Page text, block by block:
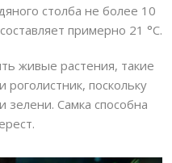
столба не более 10
примерно 21 °C.
живые растения, такие
роголистник, поскольку
зелени. Самка способна